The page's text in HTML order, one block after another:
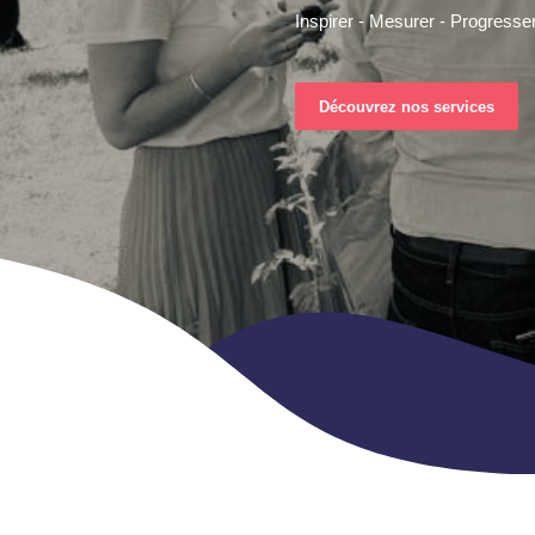
Inspirer - Mesurer -
Découvrez nos services